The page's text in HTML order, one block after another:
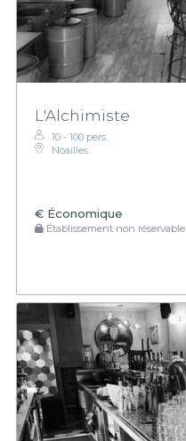
L'Alchimiste
10 - 100 pers.
Noailles
€ Économique
Établissement non réservable